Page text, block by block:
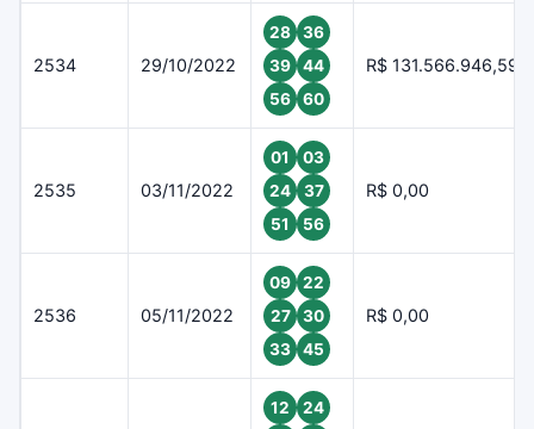
2534 29/10/2022
28
36
39
44
56
60
R$ 131.566.946,59
2535 03/11/2022
01
03
24
37
51
56
R$ 0,00
2536 05/11/2022
09
22
27
30
33
45
R$ 0,00
12
24